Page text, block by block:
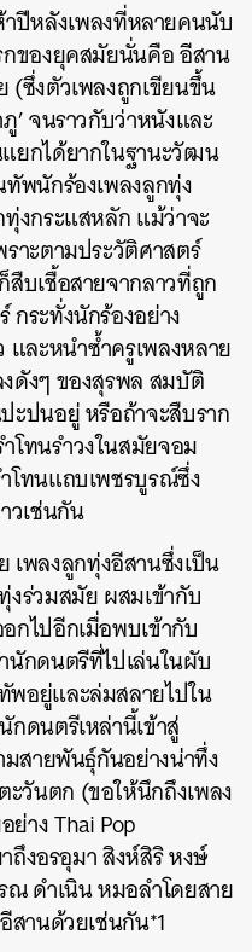
ปีหลังเพลงที่หลายคนนับ
กของยุคสมัยนั่นคือ อีสาน
ซึ่งตัวเพลงถูกเขียนขึ้น
’ จนราวกับว่าหนังและ
ยกได้ยากในฐานะวัฒน
พนักร้องเพลงลูกทุ่ง
งกระแสหลัก แม้ว่าจะ
าะตามประวัติศาสตร์
บเชื้อสายจากลาวที่ถูก
ระทั่งนักร้องอย่าง
ละหนำซ้ำครูเพลงหลาย
ดังๆ ของสุรพล สมบัติ
ะปนอยู่ หรือถ้าจะสืบราก
โทนรำวงในสมัยจอม
โทนแถบเพชรบูรณ์ซึ่ง
วเช่นกัน
พลงลูกทุ่งอีสานซึ่งเป็น
ร่วมสมัย ผสมเข้ากับ
กไปอีกเมื่อพบเข้ากับ
นักดนตรีที่ไปเล่นในผับ
พอยู่และล่มสลายไปใน
ดนตรีเหล่านี้เข้าสู่
มสายพันธุ์กันอย่างน่าทึ่ง
วันตก (ขอให้นึกถึงเพลง
าง Thai Pop
ถึงอรอุมา สิงห์สิริ หงษ์
ดำเนิน หมอลำโดยสาย
สานด้วยเช่นกัน*1